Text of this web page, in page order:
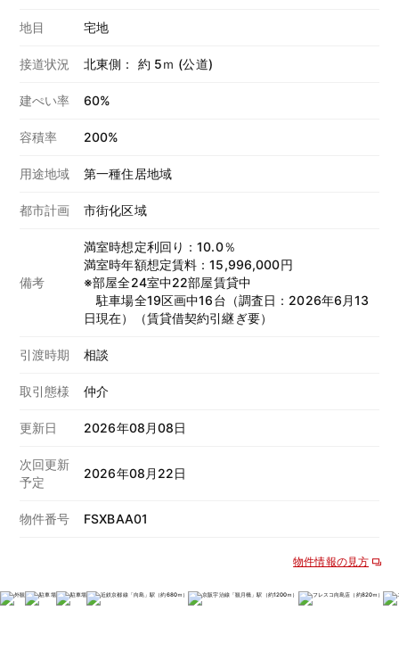
地目 宅地
接道状況 北東側： 約 5ｍ (公道)
建ぺい率 60%
容積率 200%
用途地域 第一種住居地域
都市計画 市街化区域
備考
満室時想定利回り：10.0％
満室時年額想定賃料：15,996,000円
※部屋全24室中22部屋賃貸中
駐車場全19区画中16台（調査日：2026年6月13
日現在）（賃貸借契約引継ぎ要）
引渡時期 相談
取引態様 仲介
更新日 2026年08月08日
次回更新
予定
2026年08月22日
物件番号 FSXBAA01
物件情報の見方